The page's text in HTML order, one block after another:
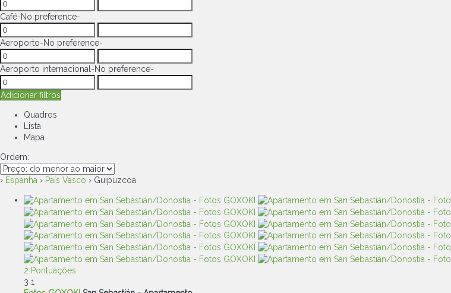
Café-No preference-
Aeroporto-No preference-
Aeroporto internacional -No preference-
Adicionar filtros
Quadros
Lista
Mapa
Ordem:
› Espanha › País Vasco › Guipuzcoa
2 Pontuações
3 1